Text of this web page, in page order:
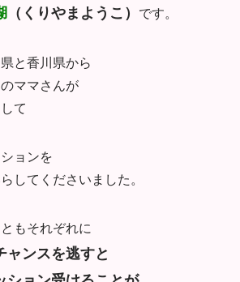
（くりやまようこ） です。
と香川県から
ママさんが
て
ョンを
してくださいました。
もそれぞれに
ャンスを逃すと